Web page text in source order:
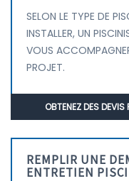
SELON LE TYPE DE
INSTALLER, UN
VOUS
PROJET.
OBTENEZ DES
REMPLIR UNE
ENTRETIEN